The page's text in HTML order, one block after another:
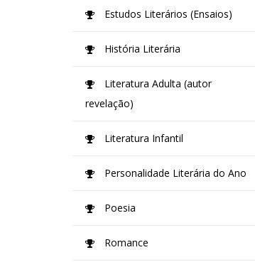
Estudos Literários (Ensaios)
História Literária
Literatura Adulta (autor
revelação)
Literatura Infantil
Personalidade Literária do Ano
Poesia
Romance